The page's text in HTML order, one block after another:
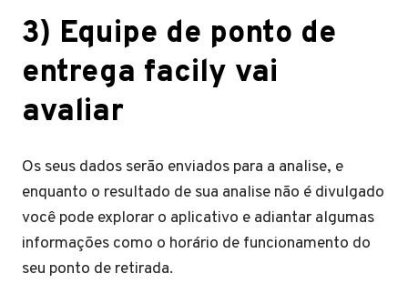
3) Equipe de ponto de
entrega facily vai
avaliar
Os seus dados serão enviados para a analise, e
enquanto o resultado de sua analise não é divulgado
você pode explorar o aplicativo e adiantar algumas
informações como o horário de funcionamento do
seu ponto de retirada.